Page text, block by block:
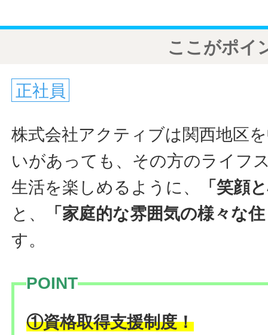
ここがポイ
正社員
株式会社アクティブは関西地区
いがあっても、その方のライフ
生活を楽しめるように、
「笑顔
と、
「家庭的な雰囲気の様々な
す。
POINT
①資格取得支援制度！